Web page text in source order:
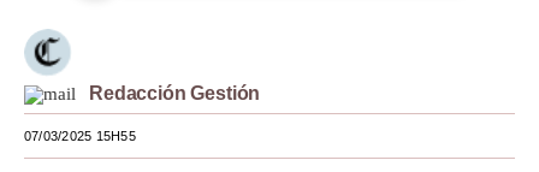
Moda
Estilos
Redacción Gestión
07/03/2025 15H55